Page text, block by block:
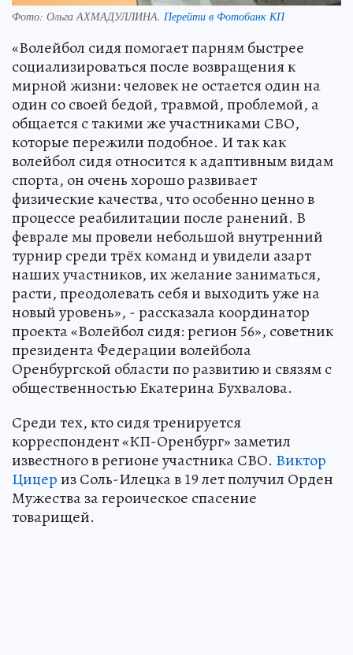
Фото: Ольга АХМАДУЛЛИНА. Перейти в Фотобанк КП
«Волейбол сидя помогает парням быстрее
социализироваться после возвращения к
мирной жизни: человек не остается один на
один со своей бедой, травмой, проблемой, а
общается с такими же участниками СВО,
которые пережили подобное. И так как
волейбол сидя относится к адаптивным видам
спорта, он очень хорошо развивает
физические качества, что особенно ценно в
процессе реабилитации после ранений. В
феврале мы провели небольшой внутренний
турнир среди трёх команд и увидели азарт
наших участников, их желание заниматься,
расти, преодолевать себя и выходить уже на
новый уровень», - рассказала координатор
проекта «Волейбол сидя: регион 56», советник
президента Федерации волейбола
Оренбургской области по развитию и связям с
общественностью Екатерина Бухвалова.
Среди тех, кто сидя тренируется
корреспондент «КП-Оренбург» заметил
известного в регионе участника СВО. Виктор
Цицериз Соль-Илецка в 19 лет получил Орден
Мужества за героическое спасение
товарищей.